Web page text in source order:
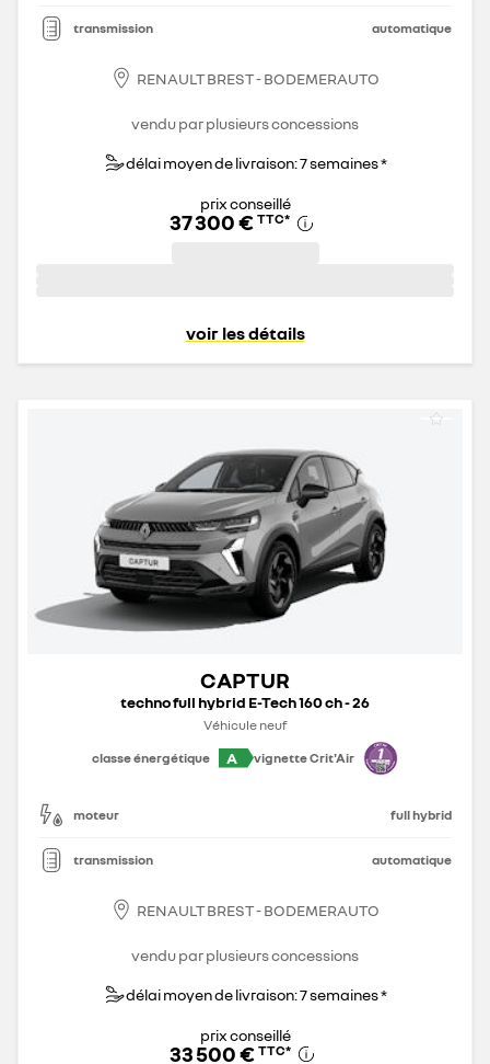
transmission automatique
RENAULT BREST - BODEMERAUTO
vendu par plusieurs concessions
délai moyen de livraison: 7 semaines *
prix conseillé
37 300 € TTC*
voir les détails
CAPTUR
techno full hybrid E-Tech 160 ch - 26
Véhicule neuf
classe énergétique
A vignette Crit'Air
moteur full hybrid
transmission automatique
RENAULT BREST - BODEMERAUTO
vendu par plusieurs concessions
délai moyen de livraison: 7 semaines *
prix conseillé
33 500 € TTC*